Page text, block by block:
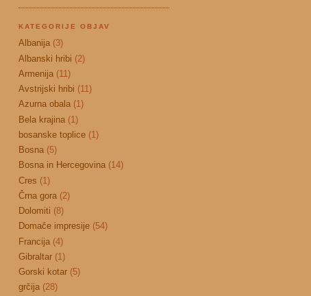
KATEGORIJE OBJAV
Albanija (3)
Albanski hribi (2)
Armenija (11)
Avstrijski hribi (11)
Azurna obala (1)
Bela krajina (1)
bosanske toplice (1)
Bosna (5)
Bosna in Hercegovina (14)
Cres (1)
Črna gora (2)
Dolomiti (8)
Domače impresije (54)
Francija (4)
Gibraltar (1)
Gorski kotar (5)
grčija (28)